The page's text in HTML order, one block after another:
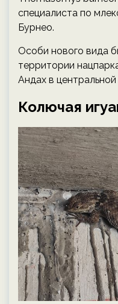
специалиста по
Бурнео.
Особи нового вида
территории
Андах в
Колючая